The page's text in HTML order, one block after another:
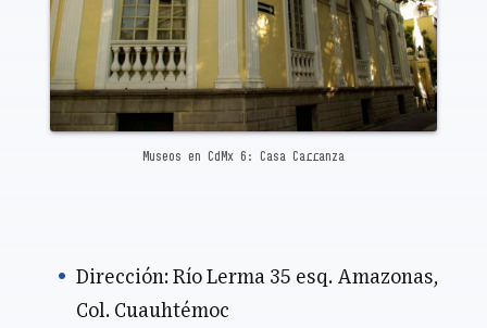
Museos en CdMx 6: Casa Carranza
Dirección: Río Lerma 35 esq. Amazonas,
Col. Cuauhtémoc